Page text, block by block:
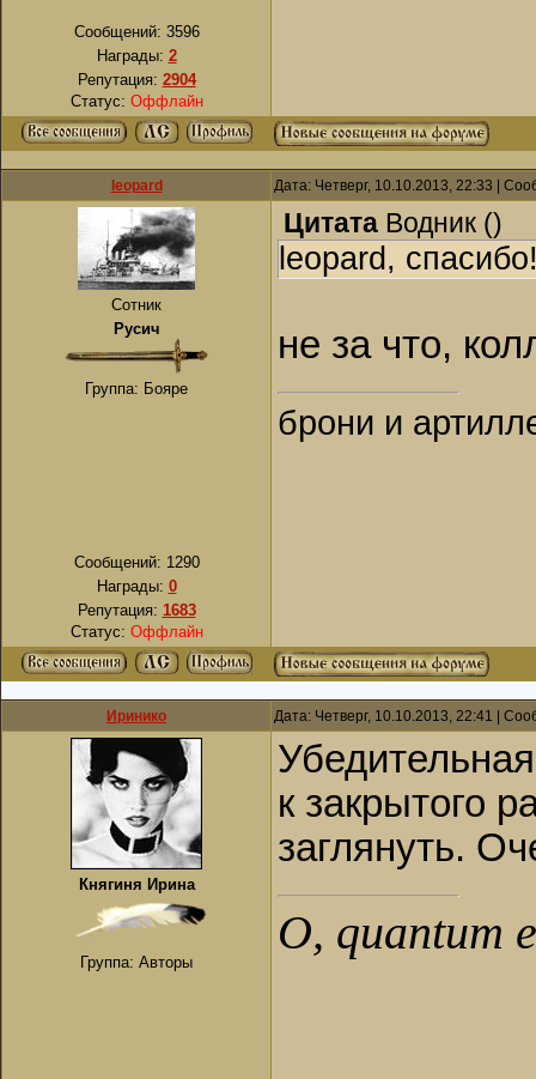
Сообщений: 3596
Награды: 2
Репутация: 2904
Статус: Оффлайн
leopard Дата: Четверг, 10.10.2013, 22:33 |
Сотник
Русич
Группа: Бояре
Сообщений: 1290
Награды: 0
Репутация: 1683
Статус: Оффлайн
Цитата Водник ()
leopard,
не за что,
брони и
Иринико Дата: Четверг, 10.10.2013, 22:41 |
Княгиня Ирина
Группа: Авторы
к закрытого
заглянуть.
О, quantum